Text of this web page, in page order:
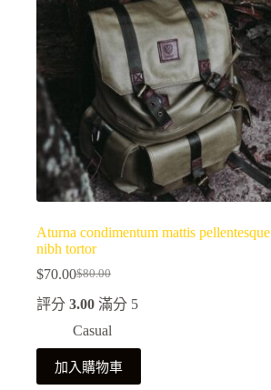
Aturna condimentum mattis pellentesque
nibh tortor
$80.00
始
價
格：
$80.00。
$70.00
前
價
格：
$70.00。
評分 3.00 滿分 5
Casual
加入購物車